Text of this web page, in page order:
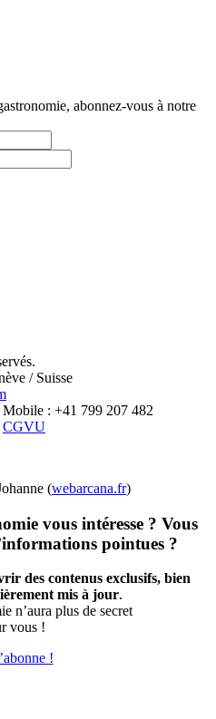
abonnez-vous à notre
X
/ Suisse
: +41 799 207 482
CGVU
(webarcana.fr)
vous intéresse ? Vous
pointues ?
des contenus exclusifs, bien
mis à jour.
n’aura plus de secret
vous !
!